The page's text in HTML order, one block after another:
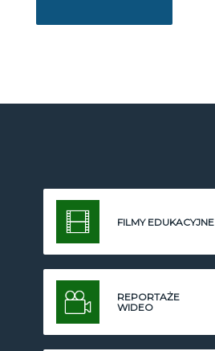
FILMY EDUKACYJNE
REPORTAŻE
WIDEO